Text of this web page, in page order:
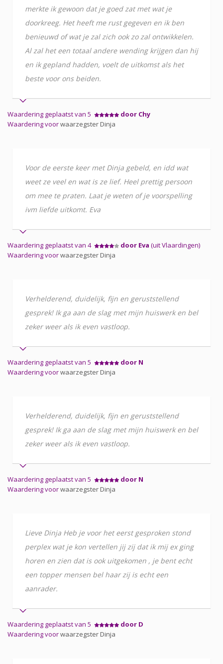
merkte ik gewoon dat je goed zat met wat je
doorkreeg. Het heeft me rust gegeven en ik ben
benieuwd of wat je zal zich ook zo zal ontwikkelen.
Al zal het een totaal andere wending krijgen dan hij
en ik gepland hadden, voelt de uitkomst als het
beste voor ons beiden.
Waardering geplaatst van 5
door Chy
Waardering voorwaarzegster Dinja
Voor de eerste keer met Dinja gebeld, en idd wat
weet ze veel en wat is ze lief. Heel prettig persoon
om mee te praten. Laat je weten of je voorspelling
ivm liefde uitkomt. Eva
Waardering geplaatst van 4 door Eva (uit Vlaardingen)
Waardering voorwaarzegster Dinja
Verhelderend, duidelijk, fijn en geruststellend
gesprek! Ik ga aan de slag met mijn huiswerk en bel
zeker weer als ik even vastloop.
Waardering geplaatst van 5
door N
Waardering voorwaarzegster Dinja
Verhelderend, duidelijk, fijn en geruststellend
gesprek! Ik ga aan de slag met mijn huiswerk en bel
zeker weer als ik even vastloop.
Waardering geplaatst van 5
door N
Waardering voorwaarzegster Dinja
Lieve Dinja Heb je voor het eerst gesproken stond
perplex wat je kon vertellen jij zij dat ik mij ex ging
horen en zien dat is ook uitgekomen , je bent echt
een topper mensen bel haar zij is echt een
aanrader.
Waardering geplaatst van 5
door D
Waardering voorwaarzegster Dinja